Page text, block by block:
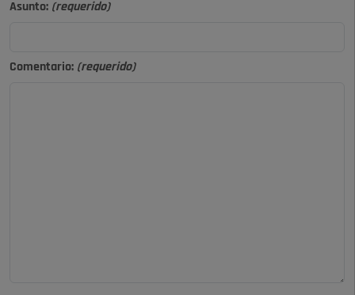
Asunto: (requerido)
Comentario: (requerido)